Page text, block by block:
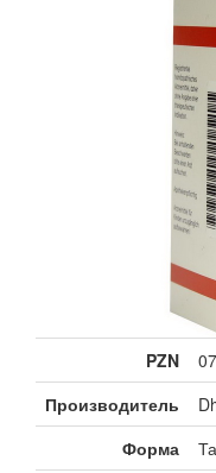
PZN
Производитель
Форма